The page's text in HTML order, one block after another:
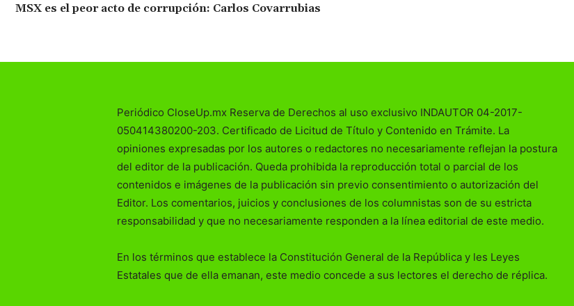
MSX es el peor acto de corrupción: Carlos Covarrubias
Periódico CloseUp.mx Reserva de Derechos al uso exclusivo INDAUTOR 04-2017-
050414380200-203. Certificado de Licitud de Título y Contenido en Trámite. La
opiniones expresadas por los autores o redactores no necesariamente reflejan la postura
del editor de la publicación. Queda prohibida la reproducción total o parcial de los
contenidos e imágenes de la publicación sin previo consentimiento o autorización del
Editor. Los comentarios, juicios y conclusiones de los columnistas son de su estricta
responsabilidad y que no necesariamente responden a la línea editorial de este medio.
En los términos que establece la Constitución General de la República y les Leyes
Estatales que de ella emanan, este medio concede a sus lectores el derecho de réplica.